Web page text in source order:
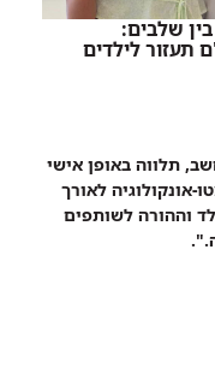
שלבים:
לילדים
תלווה באופן אישי
אונקולוגיה לאורך
וההורה לשותפים